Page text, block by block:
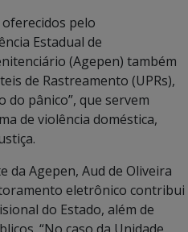
pelo
Estadual de
(Agepen) também
de Rastreamento (UPRs),
do pânico”, que servem
de violência doméstica,
Agepen, Aud de Oliveira
eletrônico contribui
do Estado, além de
“No caso da Unidade